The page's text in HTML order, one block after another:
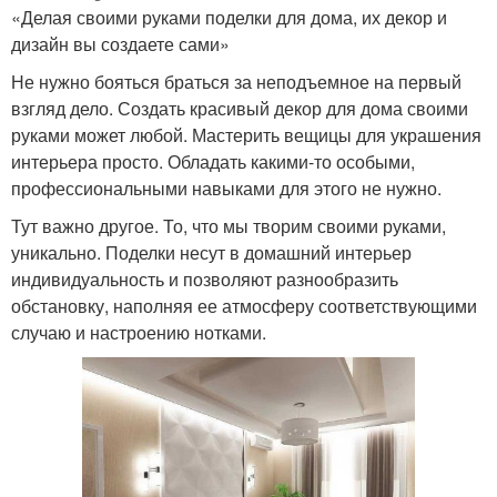
«Делая своими руками поделки для дома, их декор и
дизайн вы создаете сами»
Не нужно бояться браться за неподъемное на первый
взгляд дело. Создать красивый декор для дома своими
руками может любой. Мастерить вещицы для украшения
интерьера просто. Обладать какими-то особыми,
профессиональными навыками для этого не нужно.
Тут важно другое. То, что мы творим своими руками,
уникально. Поделки несут в домашний интерьер
индивидуальность и позволяют разнообразить
обстановку, наполняя ее атмосферу соответствующими
случаю и настроению нотками.